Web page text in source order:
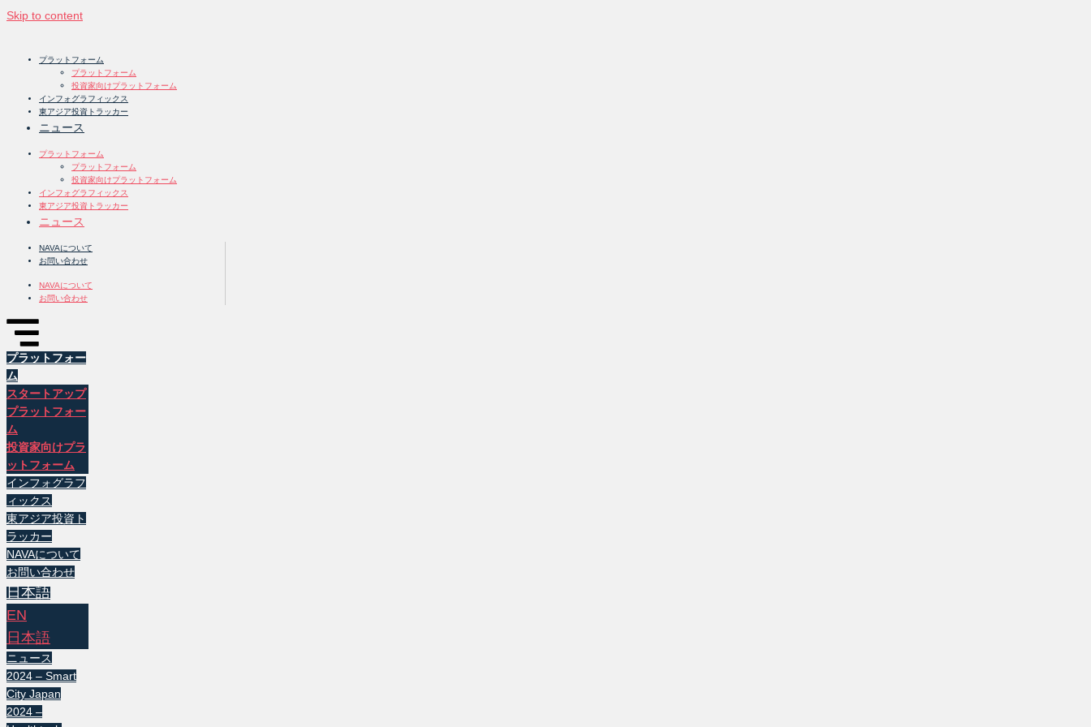
Skip to content
プラットフォーム
プラットフォーム
投資家向けプラットフォーム
インフォグラフィックス
東アジア投資トラッカー
ニュース
プラットフォーム
プラットフォーム
投資家向けプラットフォーム
インフォグラフィックス
東アジア投資トラッカー
ニュース
NAVAについて
お問い合わせ
NAVAについて
お問い合わせ
プラットフォー
ム
スタートアップ
プラットフォー
ム
投資家向けプラ
ットフォーム
インフォグラフ
ィックス
東アジア投資ト
ラッカー
NAVAについて
お問い合わせ
日本語
EN
日本語
ニュース
2024 – Smart
City Japan
2024 –